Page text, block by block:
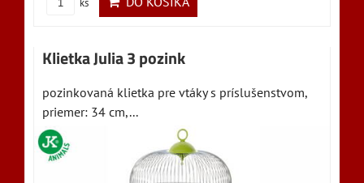
ks
Klietka Julia 3 pozink
pozinkovaná klietka pre vtáky s príslušenstvom,
priemer: 34 cm,...